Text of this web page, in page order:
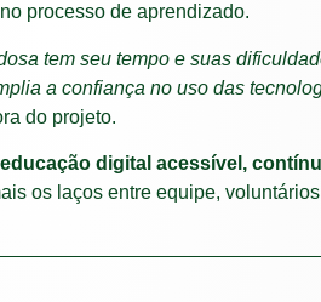
processo de aprendizado.
tem seu tempo e suas
a confiança no uso das
do projeto.
educação digital acessível,
os laços entre equipe,